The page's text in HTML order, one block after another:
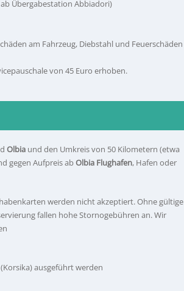
Übergabestation Abbiadori)
am Fahrzeug, Diebstahl und Feuerschäden
von 45 Euro erhoben.
Olbia und den Umkreis von 50 Kilometern (etwa
gegen Aufpreis abOlbia Flughafen, Hafen oder
werden nicht akzeptiert. Ohne gültige
fallen hohe Stornogebühren an. Wir
ausgeführt werden